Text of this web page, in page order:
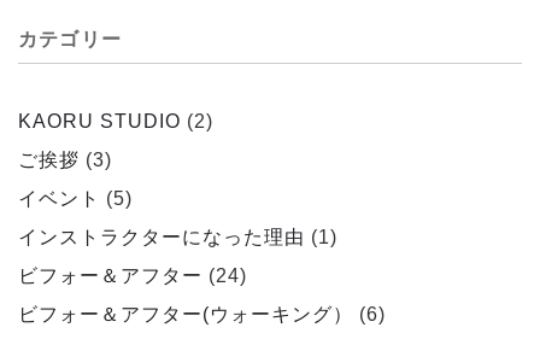
カテゴリー
KAORU STUDIO (2)
ご挨拶 (3)
イベント
(5)
インストラクターになった理由 (1)
ビフォー＆アフター (24)
ビフォー＆アフター(ウォーキング）
(6)